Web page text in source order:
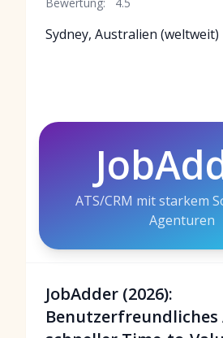
Sydney, Australien (weltweit)
ATS/CRM mit starkem
Agenturen
JobAdder (2026):
Benutzerfreundliches